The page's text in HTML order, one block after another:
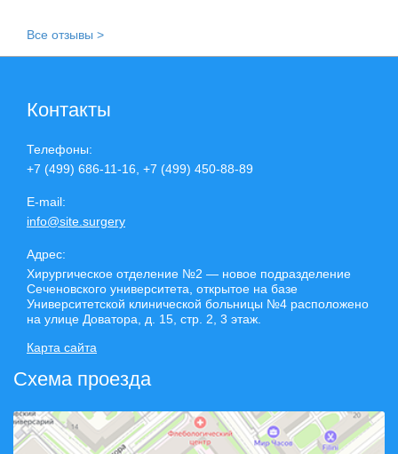
Все отзывы >
Контакты
Телефоны:
+7 (499) 686-11-16, +7 (499) 450-88-89
E-mail:
info@site.surgery
Адрес:
Хирургическое отделение №2 — новое подразделение
Сеченовского университета, открытое на базе
Университетской клинической больницы №4 расположено
на улице Доватора, д. 15, стр. 2, 3 этаж.
Карта сайта
Схема проезда